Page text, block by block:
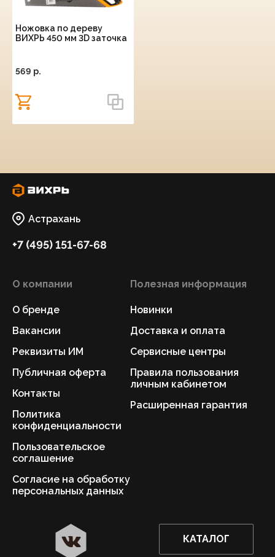
Ножовка по дереву
ВИХРЬ 450 мм 3D заточка
569 p.
Астрахань
+7 (495) 151-67-68
О компании
О бренде
Вакансии
Реквизиты ИМ
Публичная оферта
Контакты
Политика
конфиденциальности
Пользовательское
соглашение
Согласие на обработку
персональных данных
Полезная информация
Новинки
Доставка и оплата
Сервисные центры
Правила пользования
личным кабинетом
Расширенная гарантия
КАТАЛОГ